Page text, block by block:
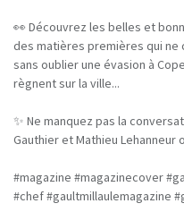
👀 Découvrez les belles et
des matières premières qui
sans oublier une évasion à
règnent sur la ville...
✨ Ne manquez pas la
Gauthier et Mathieu
#magazine #magazinecover
#chef #gaultmillaulemagazine